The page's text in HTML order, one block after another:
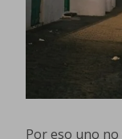
Por eso uno